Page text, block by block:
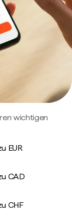
wichtigen
EUR
CAD
CHF